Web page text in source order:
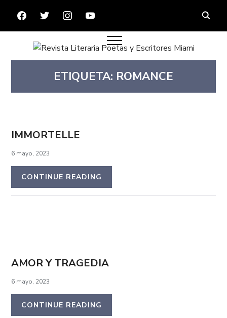
FACEBOOKTWITTERINSTAGRAMYOUTUBE
ETIQUETA: ROMANCE
IMMORTELLE
6 mayo, 2023
CONTINUE READING
AMOR Y TRAGEDIA
6 mayo, 2023
CONTINUE READING